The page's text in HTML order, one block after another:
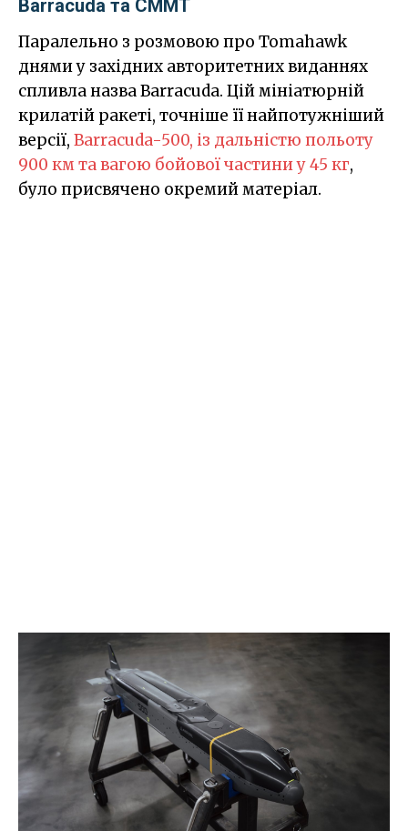
Barracuda та CMMT
Паралельно з розмовою про Tomahawk
днями у західних авторитетних виданнях
спливла назва Barracuda. Цій мініатюрній
крилатій ракеті, точніше її найпотужніший
версії, Barracuda-500, із дальністю польоту
900 км та вагою бойової частини у 45 кг,
було присвячено окремий матеріал.